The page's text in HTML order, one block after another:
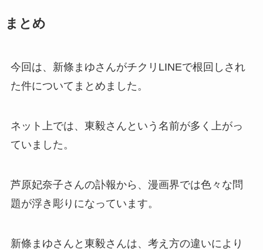
まとめ
今回は、新條まゆさんがチクリLINEで根回しされ
た件についてまとめました。
ネット上では、東毅さんという名前が多く上がっ
ていました。
芦原妃奈子さんの訃報から、漫画界では色々な問
題が浮き彫りになっています。
新條まゆさんと東毅さんは、考え方の違いにより